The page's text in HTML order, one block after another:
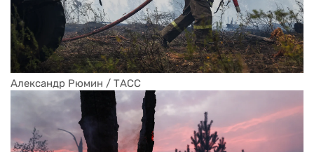
Александр Рюмин / ТАСС